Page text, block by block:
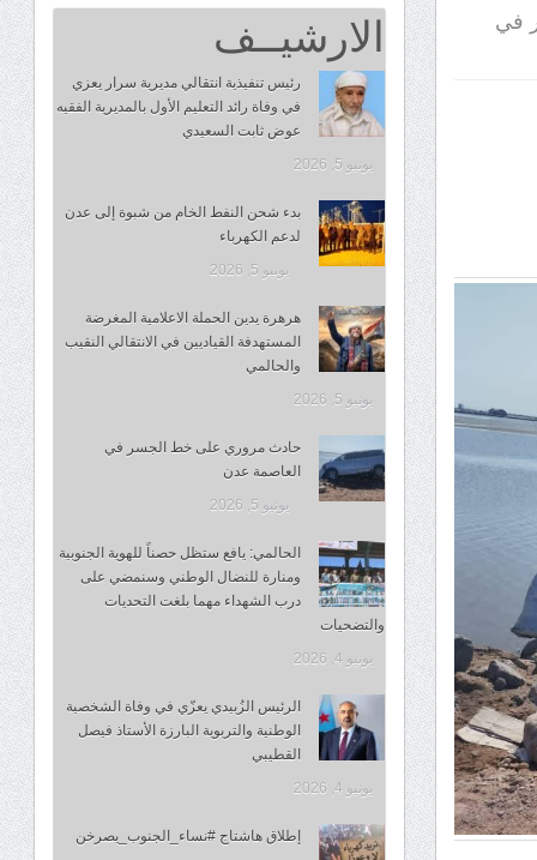
في الارشيــف
رئيس تنفيذية انتقالي مديرية سرار يعزي
في وفاة رائد التعليم الأول بالمديرية الفقيه
عوض ثابت السعيدي
يونيو 5, 2026
بدء شحن النفط الخام من شبوة إلى عدن
لدعم الكهرباء
يونيو 5, 2026
هرهرة يدين الحملة الاعلامية المغرضة
المستهدفة القياديين في الانتقالي النقيب
والحالمي
يونيو 5, 2026
حادث مروري على خط الجسر في
العاصمة عدن
يونيو 5, 2026
الحالمي: يافع ستظل حصناً للهوية الجنوبية
ومنارة للنضال الوطني وسنمضي على
درب الشهداء مهما بلغت التحديات
والتضحيات
يونيو 4, 2026
الرئيس الزُبيدي يعزّي في وفاة الشخصية
الوطنية والتربوية البارزة الأستاذ فيصل
القطيبي
يونيو 4, 2026
إطلاق هاشتاج #نساء_الجنوب_يصرخن